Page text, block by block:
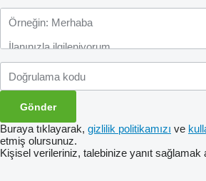
Buraya tıklayarak, gizlilik politikamızı ve
etmiş olursunuz.
Kişisel verileriniz, talebinize yanıt sağlamak